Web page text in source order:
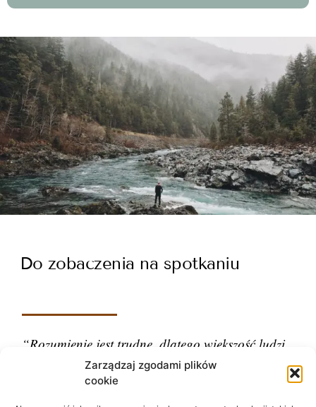
Zarządzaj zgodami plików
cookie
Do zobaczenia na spotkaniu
“Rozumienie jest trudne, dlatego większość ludzi
– Carl Gustav Jung